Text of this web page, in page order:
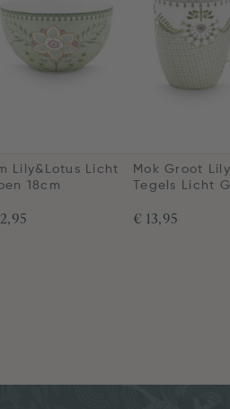
Lily&Lotus Licht
18cm
Mok Groot
Tegels Licht
€ 13,95